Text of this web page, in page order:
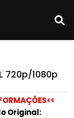
720p/1080p
Original: